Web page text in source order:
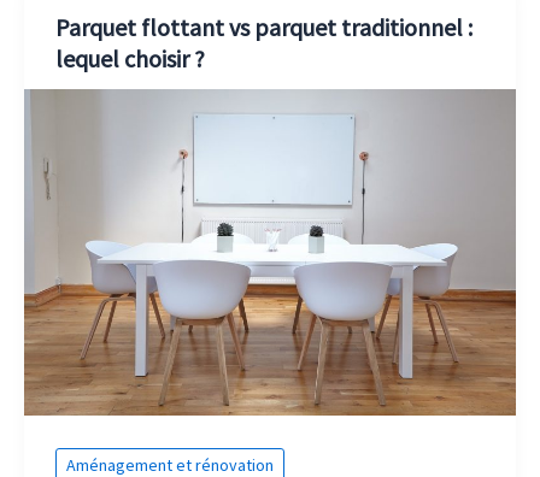
Parquet flottant vs parquet traditionnel :
lequel choisir ?
Aménagement et rénovation